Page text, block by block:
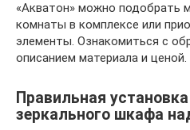
«Акватон» можно подобрать
комнаты в комплексе или
элементы. Ознакомиться с
описанием материала и ценой.
Правильная
зеркального шкафа